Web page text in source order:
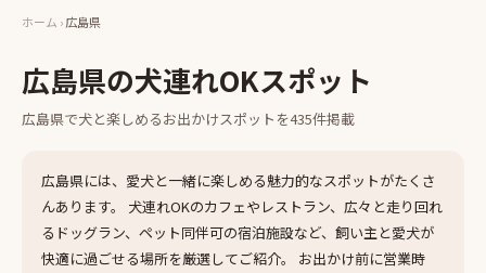
ホーム ›広島県
広島県の犬連れOKスポット
広島県で犬と楽しめるお出かけスポットを435件掲載
広島県には、愛犬と一緒に楽しめる魅力的なスポットがたくさ
んあります。 犬連れOKのカフェやレストラン、広々と走り回れ
るドッグラン、ペット同伴可の宿泊施設など、飼い主と愛犬が
快適に過ごせる場所を厳選してご紹介。 お出かけ前に営業時